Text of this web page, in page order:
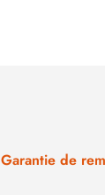
Garantie de